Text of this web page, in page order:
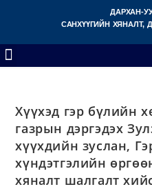
ДАРХАН-
САНХҮҮГИЙН ХЯНАЛТ,
Хүүхэд гэр бүлийн
газрын дэргэдэх
хүүхдийн зуслан,
хүндэтгэлийн
хяналт шалгалт